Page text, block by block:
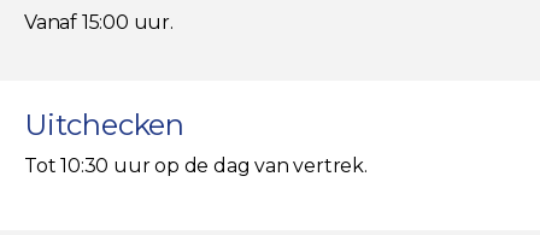
Vanaf 15:00 uur.
Uitchecken
Tot 10:30 uur op de dag van vertrek.